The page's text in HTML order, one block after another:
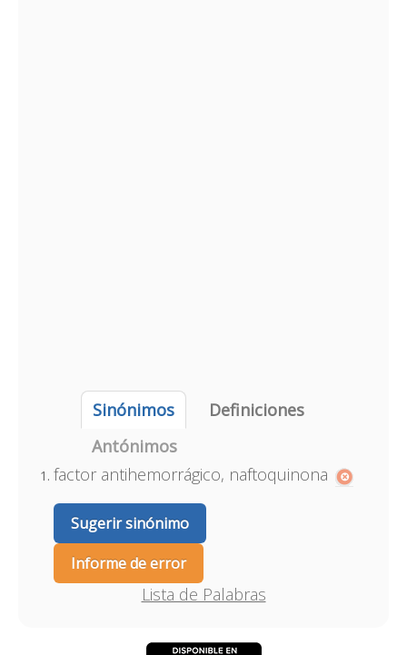
Sinónimos
Definiciones
Antónimos
factor antihemorrágico, naftoquinona
Sugerir sinónimo
Informe de error
Lista de Palabras